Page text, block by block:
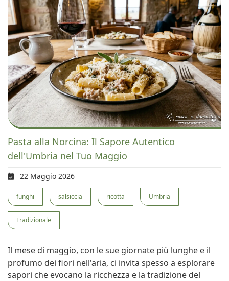
Pasta alla Norcina: Il Sapore Autentico
dell'Umbria nel Tuo Maggio
22 Maggio 2026
funghi salsiccia ricotta Umbria
Tradizionale
Il mese di maggio, con le sue giornate più lunghe e il
profumo dei fiori nell'aria, ci invita spesso a esplorare
sapori che evocano la ricchezza e la tradizione del